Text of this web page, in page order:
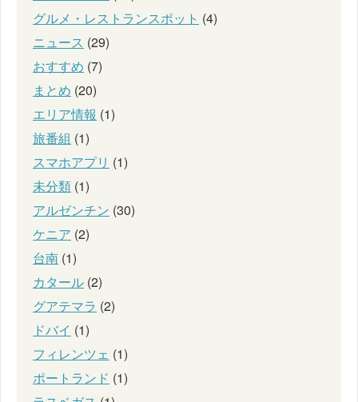
グルメ・レストランスポット (4)
ニュース (29)
おすすめ (7)
まとめ (20)
エリア情報 (1)
旅番組 (1)
スマホアプリ (1)
未分類 (1)
アルゼンチン (30)
ケニア (2)
台南 (1)
カタール (2)
グアテマラ (2)
ドバイ (1)
フィレンツェ (1)
ポートランド (1)